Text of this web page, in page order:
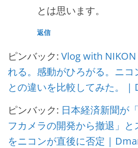
とは思います。
返信
ピンバック: Vlog with
れる。感動がひろがる。ニコ
との違いを比較してみた。 |
ピンバック: 日本経済新聞が
フカメラの開発から撤退」
をニコンが直後に否定 |